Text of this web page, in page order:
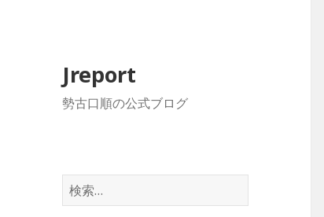
Jreport
勢古口順の公式ブログ
検
索: